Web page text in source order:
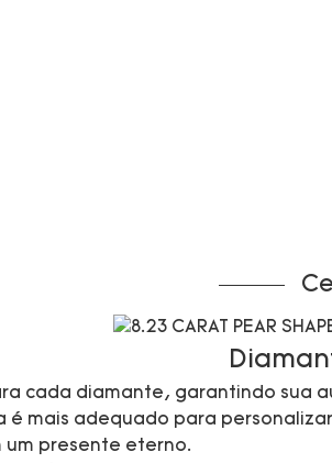
cada diamante, garantindo
mais adequado para
um presente eterno.